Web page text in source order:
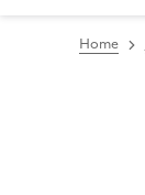
Home